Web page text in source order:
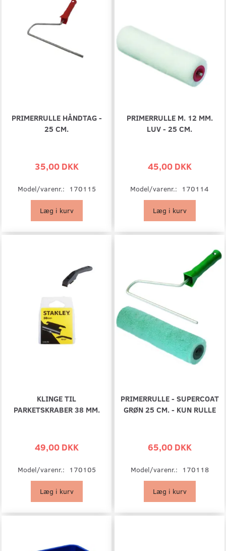
PRIMERRULLE HÅNDTAG -
25 CM.
35,00 DKK
Model/varenr.: 170115
Læg i kurv
PRIMERRULLE M. 12 MM.
LUV - 25 CM.
45,00 DKK
Model/varenr.: 170114
Læg i kurv
KLINGE TIL
PARKETSKRABER 38 MM.
49,00 DKK
Model/varenr.: 170105
Læg i kurv
PRIMERRULLE - SUPERCOAT
GRØN 25 CM. - KUN RULLE
65,00 DKK
Model/varenr.: 170118
Læg i kurv